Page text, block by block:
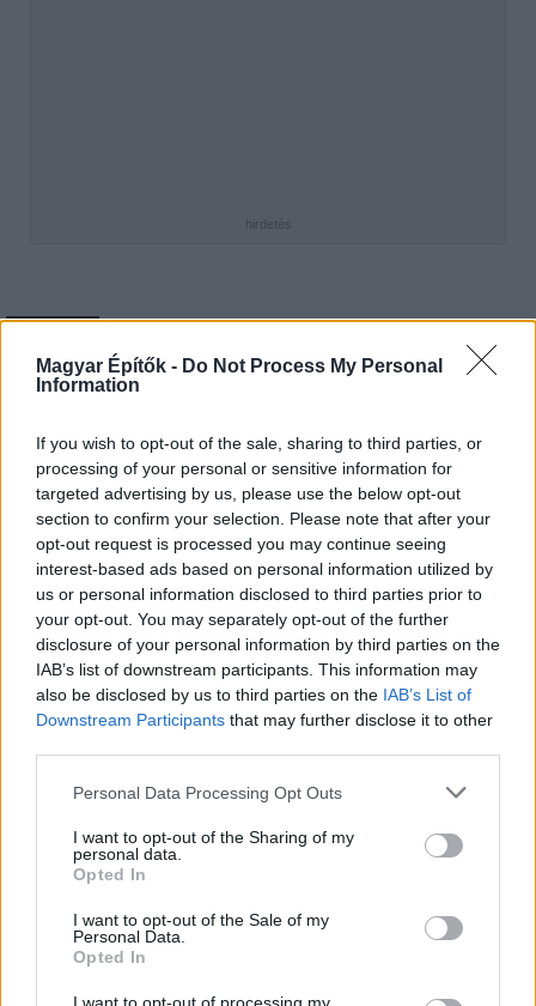
Magyar Építők - Do Not Process My Personal
Information
If you wish to opt-out of the sale, sharing to third parties, or
processing of your personal or sensitive information for
targeted advertising by us, please use the below opt-out
section to confirm your selection. Please note that after your
opt-out request is processed you may continue seeing
interest-based ads based on personal information utilized by
us or personal information disclosed to third parties prior to
your opt-out. You may separately opt-out of the further
disclosure of your personal information by third parties on the
IAB’s list of downstream participants. This information may
also be disclosed by us to third parties on the IAB’s List of
Downstream Participants that may further disclose it to other
Please note that this website/app uses one or more Google
not limited to your visit or usage behaviour. You may click to
grant or deny consent to Google and its third-party tags to
use your data for below specified purposes in below Google
consent section.
Personal Data Processing Opt Outs
I want to opt-out of the Sharing of my
personal data.
Opted In
I want to opt-out of the Sale of my
Personal Data.
Opted In
hirdetés
Belváros-Lipótváros parkfelújítás
játszótér
Újragondolják Lipótváros rejtett, zöld parkját
klímatudatos gondolkodás és a helyi identitás erősítése kerül a
középpontba.